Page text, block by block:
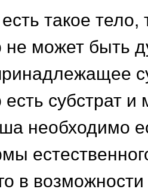
такое тело,
может быть
субстрат и
необходимо
в